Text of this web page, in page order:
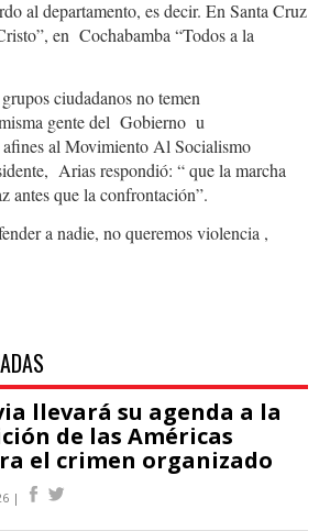
al departamento, es decir. En Santa Cruz
en Cochabamba “Todos a la
ciudadanos no temen
gente del Gobierno u
afines al Movimiento Al Socialismo
Arias respondió: “ que la marcha
antes que la confrontación”.
a nadie, no queremos violencia ,
llevará su agenda a la
de las Américas
el crimen organizado
|